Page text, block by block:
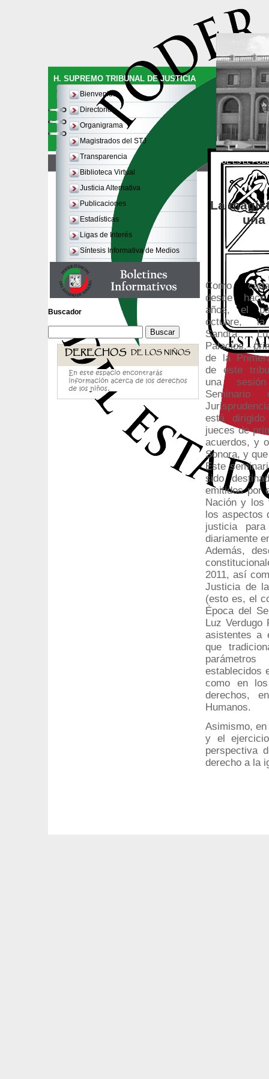
H. SUPREMO TRIBUNAL DE JUSTICIA
Bienvenida
Directorio
Organigrama
Magistrados del STJ
Transparencia
Biblioteca Virtual
Justicia Alternativa
Publicaciones
Estadísticas
Ligas de Interés
Síntesis Informativa de Medios
Buscador
QUE ES EL
La
una
Como
desde
años, el
octubre, la
Sandra
Palacios,
de la
de este
una
Seminario
está
jueces de
acuerdos, y
Sonora, y
Este
sido
emitidos por
Nación y los
los aspectos
justicia
diariamente
Además,
2011, así
Justicia de
(esto es, el
Época del
Luz Verdugo
asistentes a
que
establecidos
como en
derechos,
Humanos.
Asimismo,
y el
perspectiva
derecho a la